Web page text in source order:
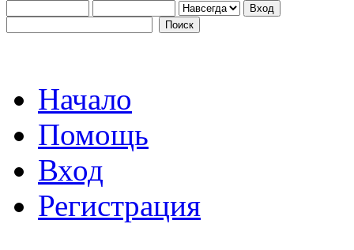
Начало
Помощь
Вход
Регистрация